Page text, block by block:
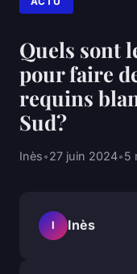
Quels sont
pour faire
requins
Sud?
Inès•27 juin 2024•5
I Inès